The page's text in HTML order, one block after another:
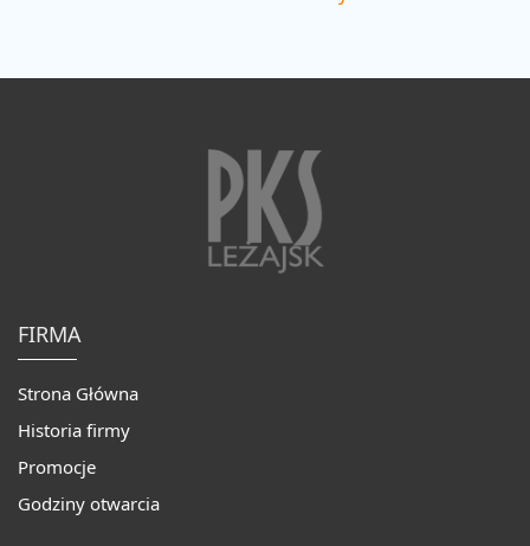
FIRMA
Strona Główna
Historia firmy
Promocje
Godziny otwarcia